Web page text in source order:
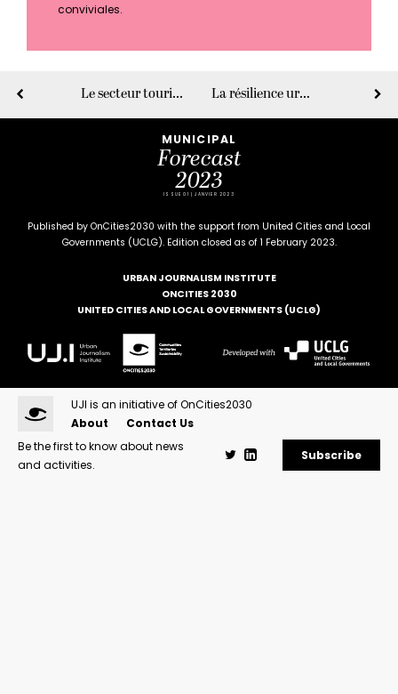
conviviales.
Le secteur touristique accélère la transition vers une meilleure accessibilité La résilience urbaine, en action
MUNICIPAL
Forecast
2023
ISSUE 01 | JANVIER 2023
Published by OnCities2030 with the support from United Cities and Local
Governments (UCLG). Edition closed as of 1 February 2023.
URBAN JOURNALISM INSTITUTE
ONCITIES 2030
UNITED CITIES AND LOCAL GOVERNMENTS (UCLG)
UJI is an initiative of OnCities2030
About
Contact Us
Be the first to know about news
and activities.
Subscribe